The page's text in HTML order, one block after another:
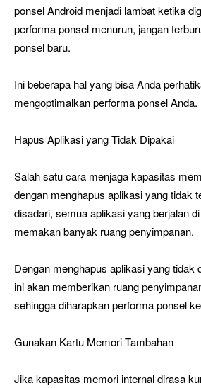
ponsel Android menjadi lambat ketika
performa ponsel menurun, jangan
ponsel baru.
Ini beberapa hal yang bisa Anda
mengoptimalkan performa ponsel Anda.
Hapus Aplikasi yang Tidak Dipakai
Salah satu cara menjaga kapasitas
dengan menghapus aplikasi yang tidak
disadari, semua aplikasi yang berjalan
memakan banyak ruang penyimpanan.
Dengan menghapus aplikasi yang tidak
ini akan memberikan ruang
sehingga diharapkan performa ponsel
Gunakan Kartu Memori Tambahan
Jika kapasitas memori internal dirasa